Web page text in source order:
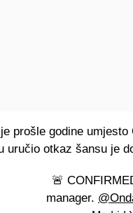
prošle godine
uručio otkaz šansu je
🚨
manager.